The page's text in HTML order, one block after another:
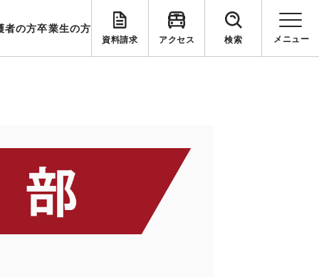
者の方卒業生の方
資料請求 アクセス 検索